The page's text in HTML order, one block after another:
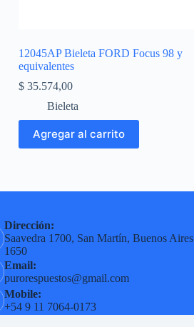
12045AP Bieleta FORD Focus 98 y
equivalentes
$35.574,00
Bieleta
Agregar al carrito
Dirección:
Saavedra 1700, San Martín, Buenos Aires
1650
Email:
purorespuestos@gmail.com
Mobile:
+54 9 11 7064-0173